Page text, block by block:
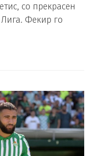
со прекрасен
Фекир го